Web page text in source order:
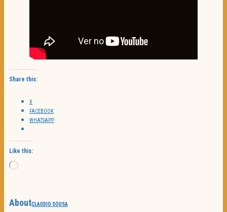
Share this:
X
FACEBOOK
WHATSAPP
Like this:
Loading…
AboutCLAUDIO SOUSA